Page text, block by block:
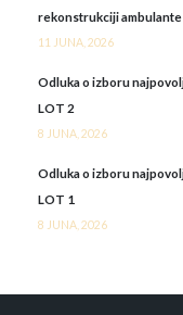
rekonstrukciji
11 JUNA, 2026
Odluka o izboru
LOT 2
8 JUNA, 2026
Odluka o izboru
LOT 1
8 JUNA, 2026